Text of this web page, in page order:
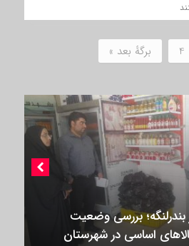
4 برگهٔ بعد »
بندرلنگه؛ بررسی وضعیت
اساسی در شهرستان